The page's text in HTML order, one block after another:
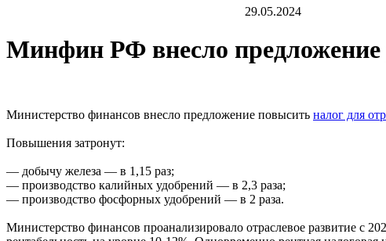
29.05.2024
Минфин РФ внесло
Министерство финансов внесло предложение повысить налог для
Повышения затронут:
— добычу железа — в 1,15 раз;
— производство калийных удобрений — в 2,3 раза;
— производство фосфорных удобрений — в 2 раза.
Министерство финансов проанализировало отраслевое развитие с